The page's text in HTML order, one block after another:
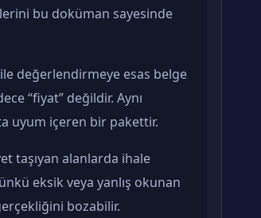
bu doküman sayesinde
değerlendirmeye esas belge
“fiyat” değildir. Aynı
uyum içeren bir pakettir.
taşıyan alanlarda ihale
eksik veya yanlış okunan
bozabilir.